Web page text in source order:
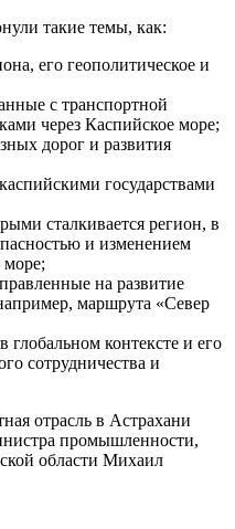
такие темы, как:
его геополитическое и
с транспортной
через Каспийское море;
дорог и развития
государствами
сталкивается регион, в
и изменением
на развитие
маршрута «Север
глобальном контексте и его
сотрудничества и
отрасль в Астрахани
промышленности,
области Михаил